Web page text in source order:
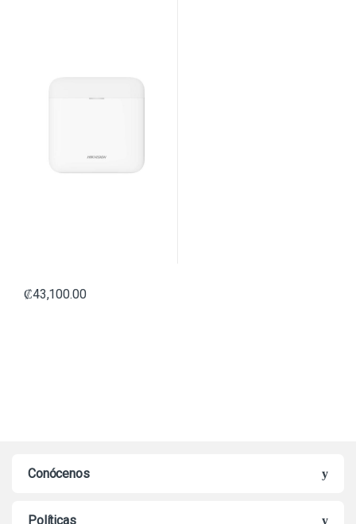
₡43,100.00
Conócenos
Políticas